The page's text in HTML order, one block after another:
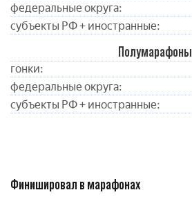
федеральные округа:
субъекты РФ + иностранные:
Полумарафоны
гонки:
федеральные округа:
субъекты РФ + иностранные:
Финишировал в марафонах